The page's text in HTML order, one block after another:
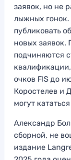
заявок, но не
лыжных
публиковать
новых заявок.
подчиняются
очков FIS до
Коростелев и
могут
Александр
сборной, не
издание